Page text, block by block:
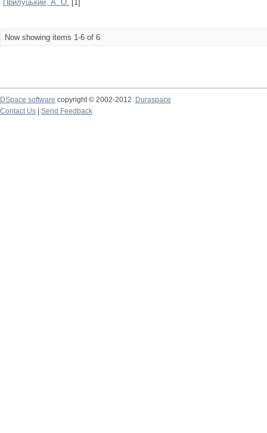
Прилуцький, А. О. [1]
Now showing items 1-6 of 6
DSpace software copyright © 2002-2012
Duraspace
Contact Us
Send Feedback